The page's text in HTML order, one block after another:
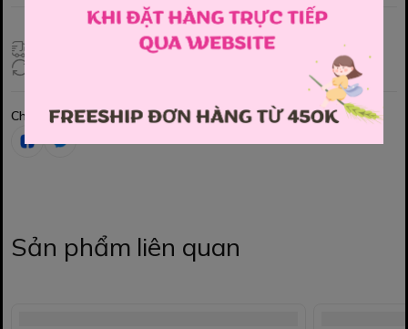
Giao hàng toàn quốc
Chia sẻ
Sản phẩm liên quan